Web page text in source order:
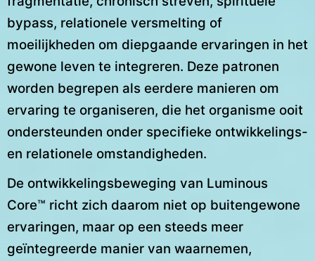
bypass, relationele versmelting of
moeilijkheden om diepgaande ervaringen in het
gewone leven te integreren. Deze patronen
worden begrepen als eerdere manieren om
ervaring te organiseren, die het organisme ooit
ondersteunden onder specifieke ontwikkelings-
en relationele omstandigheden.
De ontwikkelingsbeweging van Luminous
Core™ richt zich daarom niet op buitengewone
ervaringen, maar op een steeds meer
geïntegreerde manier van waarnemen,